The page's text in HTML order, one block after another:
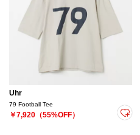
Uhr
79 Football Tee
￥7,920（55%OFF）